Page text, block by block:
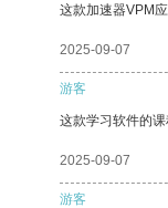
这款加速器VPM
2025-09-07
游客
这款学习软件的
2025-09-07
游客